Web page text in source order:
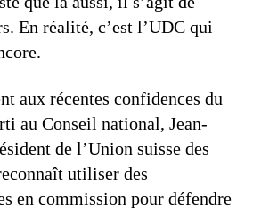
En réalité, c’est l’UDC qui
aux récentes confidences du
au Conseil national, Jean-
de l’Union suisse des
utiliser des
en commission pour défendre